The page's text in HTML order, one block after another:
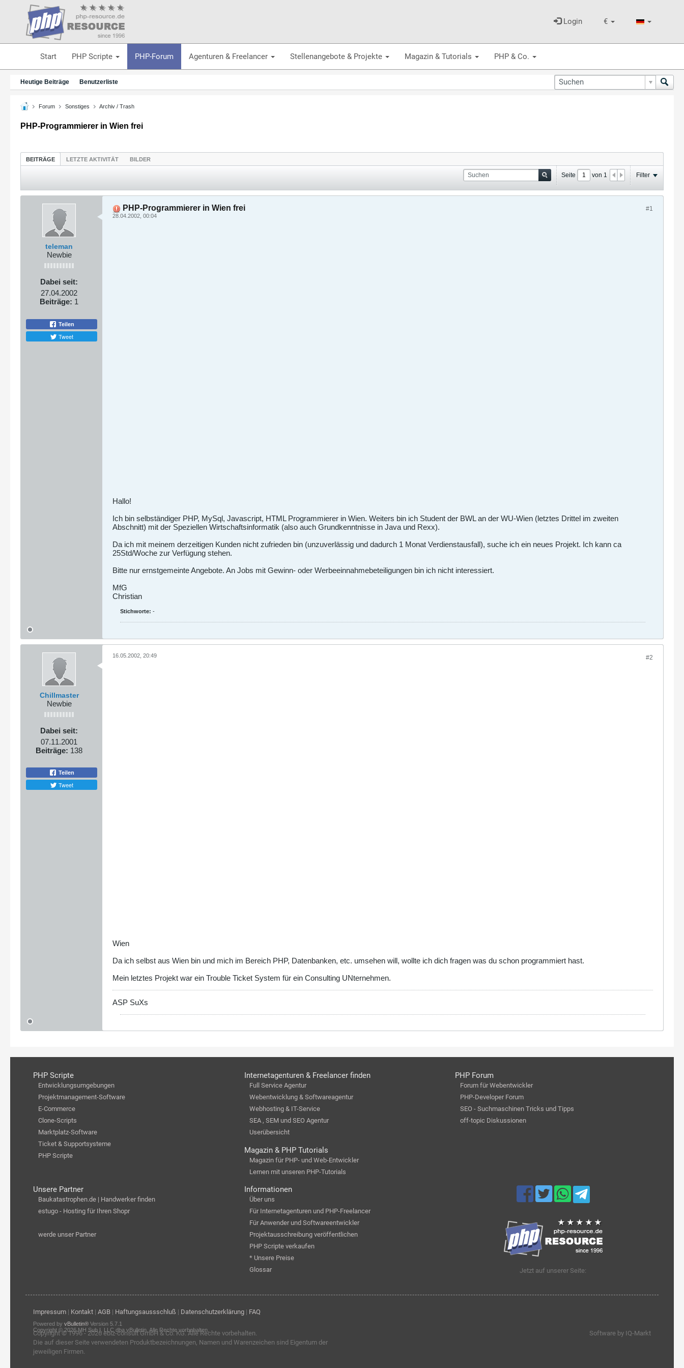
€
Login
Start PHP Scripte PHP-Forum Agenturen & Freelancer Stellenangebote & Projekte Magazin & Tutorials PHP & Co.
Heutige Beiträge Benutzerliste
Forum Sonstiges Archiv / Trash
PHP-Programmierer in Wien frei
BEITRÄGE LETZTE AKTIVITÄT BILDER
Seite von 1 Filter
teleman
Newbie
Dabei seit:
27.04.2002
Beiträge: 1
Teilen
Tweet
#1
PHP-Programmierer in Wien frei
28.04.2002, 00:04
Hallo!
Ich bin selbständiger PHP, MySql, Javascript, HTML Programmierer in Wien. Weiters bin ich Student der BWL an der WU-Wien (letztes Drittel im zweiten
Abschnitt) mit der Speziellen Wirtschaftsinformatik (also auch Grundkenntnisse in Java und Rexx).
Da ich mit meinem derzeitigen Kunden nicht zufrieden bin (unzuverlässig und dadurch 1 Monat Verdienstausfall), suche ich ein neues Projekt. Ich kann ca
25Std/Woche zur Verfügung stehen.
Bitte nur ernstgemeinte Angebote. An Jobs mit Gewinn- oder Werbeeinnahmebeteiligungen bin ich nicht interessiert.
MfG
Christian
Stichworte: -
Chillmaster
Newbie
Dabei seit:
07.11.2001
Beiträge: 138
Teilen
Tweet
#2
16.05.2002, 20:49
Wien
Da ich selbst aus Wien bin und mich im Bereich PHP, Datenbanken, etc. umsehen will, wollte ich dich fragen was du schon programmiert hast.
Mein letztes Projekt war ein Trouble Ticket System für ein Consulting UNternehmen.
ASP SuXs
PHP Scripte
Entwicklungsumgebungen
Projektmanagement-Software
E-Commerce
Clone-Scripts
Marktplatz-Software
Ticket & Supportsysteme
PHP Scripte
Internetagenturen & Freelancer finden
Full Service Agentur
Webentwicklung & Softwareagentur
Webhosting & IT-Service
SEA , SEM und SEO Agentur
Userübersicht
Magazin & PHP Tutorials
Magazin für PHP- und Web-Entwickler
Lernen mit unseren PHP-Tutorials
PHP Forum
Forum für Webentwickler
PHP-Developer Forum
SEO - Suchmaschinen Tricks und Tipps
off-topic Diskussionen
Unsere Partner
Baukatastrophen.de | Handwerker finden
estugo - Hosting für Ihren Shopr
werde unser Partner
Informationen
Über uns
Für Internetagenturen und PHP-Freelancer
Für Anwender und Softwareentwickler
Projektausschreibung veröffentlichen
PHP Scripte verkaufen
* Unsere Preise
Glossar
Jetzt auf unserer Seite:
Impressum| Kontakt| AGB| Haftungsaussschluß | Datenschutzerklärung| FAQ
Copyright © 1996 - 2026 ebiz-consult GmbH & Co. KG. Alle Rechte vorbehalten.
Die auf dieser Seite verwendeten Produktbezeichnungen, Namen und Warenzeichen sind Eigentum der
jeweiligen Firmen.
Software by IQ-Markt
Powered by vBulletin®Version 5.7.1
Copyright © 2026 MH Sub I, LLC dba vBulletin. Alle Rechte vorbehalten.